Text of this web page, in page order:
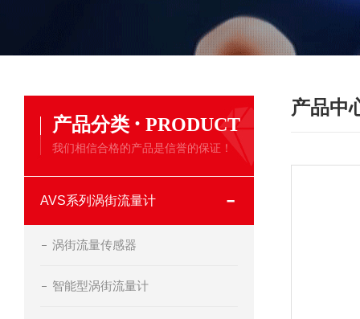
产品分类 · PRODUCT
我们相信合格的产品是信誉的保证！
AVS系列涡街流量计
涡街流量传感器
智能型涡街流量计
产品中